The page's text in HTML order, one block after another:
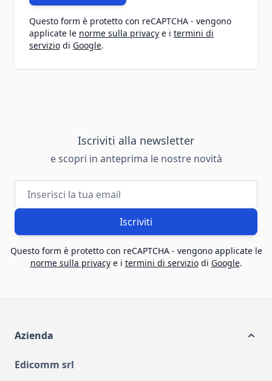
Questo form è protetto con reCAPTCHA - vengono
applicate le norme sulla privacy e i termini di
servizio di Google.
Iscriviti alla newsletter
e scopri in anteprima le nostre novità
Indirizzo email
Iscriviti
Questo form è protetto con reCAPTCHA - vengono applicate le
norme sulla privacye i termini di serviziodi Google.
Azienda
Edicomm srl